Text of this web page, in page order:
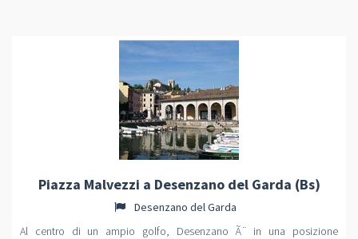
Piazza Malvezzi a Desenzano del Garda (Bs)
Desenzano del Garda
Al centro di un ampio golfo, Desenzano Ã¨ in una posizione